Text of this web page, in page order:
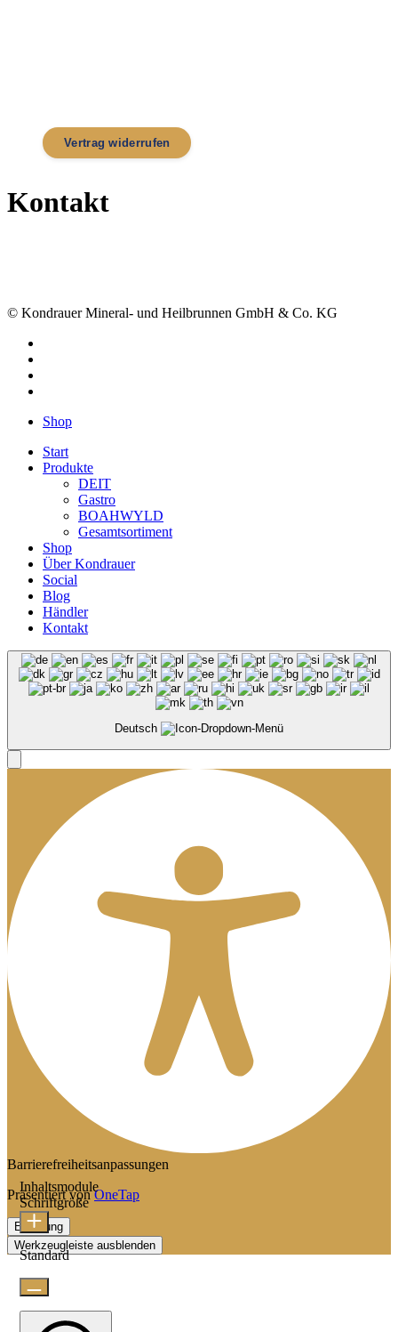
Vertrag widerrufen
Kontakt
© Kondrauer Mineral- und Heilbrunnen GmbH & Co. KG
Close
Shop
Start
Produkte
DEIT
Gastro
BOAHWYLD
Gesamtsortiment
Shop
Über Kondrauer
Social
Blog
Händler
Kontakt
Deutsch
Barrierefreiheitsanpassungen
Präsentiert vonOneTap
Erklärung
Werkzeugleiste ausblenden
Inhaltsmodule
Schriftgröße
Standard